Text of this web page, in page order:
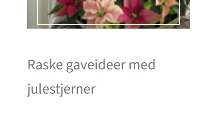
Raske gaveideer med
julestjerner